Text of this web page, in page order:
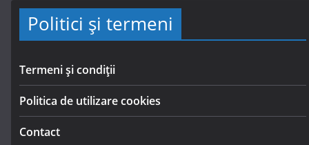
Politici și termeni
Termeni și condiții
Politica de utilizare cookies
Contact